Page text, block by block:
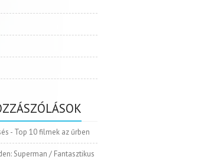
- Top 10 filmek az űrben
Superman / Fantasztikus